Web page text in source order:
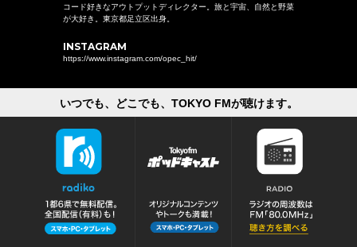
コード好きなアウトプットディレクター。旅と宇宙、自然と野菜
が大好き。東京都足立区出身。
INSTAGRAM
https://www.instagram.com/opec_hit/
いつでも、どこでも、TOKYO FMが聴けます。